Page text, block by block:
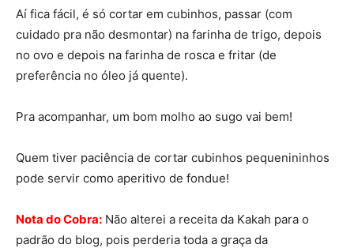
Aí fica fácil, é só cortar em cubinhos, passar (com
cuidado pra não desmontar) na farinha de trigo, depois
no ovo e depois na farinha de rosca e fritar (de
preferência no óleo já quente).
Pra acompanhar, um bom molho ao sugo vai bem!
Quem tiver paciência de cortar cubinhos pequenininhos
pode servir como aperitivo de fondue!
Nota do Cobra: Não alterei a receita da Kakah para o
padrão do blog, pois perderia toda a graça da